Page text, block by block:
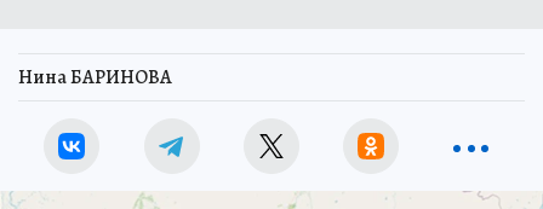
Нина БАРИНОВА